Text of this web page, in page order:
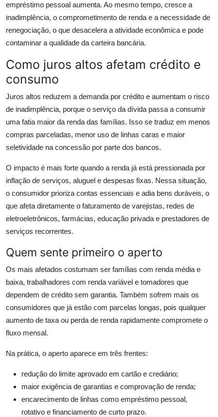
empréstimo pessoal aumenta. Ao mesmo tempo, cresce a
inadimplência, o comprometimento de renda e a necessidade de
renegociação, o que desacelera a atividade econômica e pode
contaminar a qualidade da carteira bancária.
Como juros altos afetam crédito e
consumo
Juros altos reduzem a demanda por crédito e aumentam o risco
de inadimplência, porque o serviço da dívida passa a consumir
uma fatia maior da renda das famílias. Isso se traduz em menos
compras parceladas, menor uso de linhas caras e maior
seletividade na concessão por parte dos bancos.
O impacto é mais forte quando a renda já está pressionada por
inflação de serviços, aluguel e despesas fixas. Nessa situação,
o consumidor prioriza contas essenciais e adia bens duráveis, o
que afeta diretamente o faturamento de varejistas, redes de
eletroeletrônicos, farmácias, educação privada e prestadores de
serviços recorrentes.
Quem sente primeiro o aperto
Os mais afetados costumam ser famílias com renda média e
baixa, trabalhadores com renda variável e tomadores que
dependem de crédito sem garantia. Também sofrem mais os
consumidores que já estão com parcelas longas, pois qualquer
aumento de taxa ou perda de renda rapidamente compromete o
fluxo mensal.
Na prática, o aperto aparece em três frentes:
redução do limite aprovado em cartão e crediário;
maior exigência de garantias e comprovação de renda;
encarecimento de linhas como empréstimo pessoal,
rotativo e financiamento de curto prazo.